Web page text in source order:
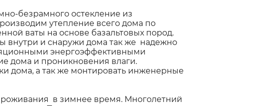
безрамного остекление из
утепление всего дома по
ваты на основе базальтовых пород.
внутри и снаружи дома так же надежно
энергоэффективными
дома и проникновения влаги.
дома, а так же монтировать инженерные
в зимнее время. Многолетний